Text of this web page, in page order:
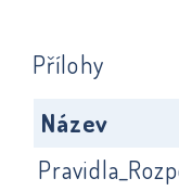
Přílohy
Název